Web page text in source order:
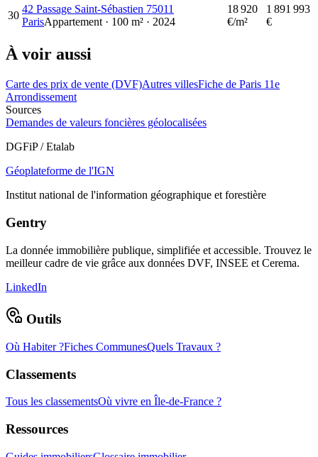
30
42 Passage Saint-Sébastien 75011
ParisAppartement · 100 m² · 2024
18 920
€/m²
1 891 993
€
À voir aussi
Carte des prix de vente (DVF)Autres villesFiche de Paris 11e
Arrondissement
Sources
Demandes de valeurs foncières géolocalisées
DGFiP / Etalab
Géoplateforme de l'IGN
Institut national de l'information géographique et forestière
Gentry
La donnée immobilière publique, simplifiée et accessible. Trouvez le
meilleur cadre de vie grâce aux données DVF, INSEE et Cerema.
LinkedIn
Outils
Où Habiter ?Fiches CommunesQuels Travaux ?
Classements
Tous les classementsOù vivre en Île-de-France ?
Ressources